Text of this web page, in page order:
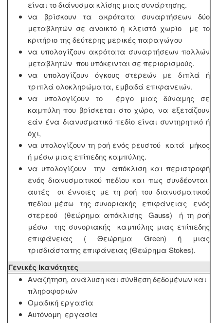
είναι το διάνυσμα κλίσης μιας συνάρτησης.
να βρίσκουν τα ακρότατα συναρτήσεων δύο
μεταβλητών σε ανοικτό ή κλειστό χωρίο με το
κριτήριο της δεύτερης μερικές παραγώγου
να υπολογίζουν ακρότατα συναρτήσεων πολλών
μεταβλητών που υπόκεινται σε περιορισμούς.
να υπολογίζουν όγκους στερεών με διπλά ή
τριπλά ολοκληρώματα, εμβαδά επιφανειών.
να υπολογίζουν το έργο μιας δύναμης σε
καμπύλη που βρίσκεται στο χώρο, να εξετάζουν
εάν ένα διανυσματικό πεδίο είναι συντηρητικό ή
όχι,
να υπολογίζουν τη ροή ενός ρευστού κατά μήκος
ή μέσω μιας επίπεδης καμπύλης.
να υπολογίζουν την απόκλιση και περιστροφή
ενός διανυσματικού πεδίου και πως συνδέονται
αυτές οι έννοιες με τη ροή του διανυσματικού
πεδίου μέσω της συνοριακής επιφάνειας ενός
στερεού (θεώρημα απόκλισης Gauss) ή τη ροή
μέσω της συνοριακής καμπύλης μιας επίπεδης
επιφάνειας ( Θεώρημα Green) ή μιας
τρισδιάστατης επιφάνειας (Θεώρημα Stokes).
Γενικές Ικανότητες
Αναζήτηση, ανάλυση και σύνθεση δεδομένων και
πληροφοριών
Ομαδική εργασία
Αυτόνομη εργασία